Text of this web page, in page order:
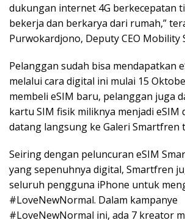
dukungan internet 4G berkecepatan
bekerja dan berkarya dari rumah,”
Purwokardjono, Deputy CEO Mobility
Pelanggan sudah bisa mendapatkan
melalui cara digital ini mulai 15
membeli eSIM baru, pelanggan juga
kartu SIM fisik miliknya menjadi eSIM
datang langsung ke Galeri Smartfren
Seiring dengan peluncuran eSIM
yang sepenuhnya digital, Smartfren
seluruh pengguna iPhone untuk
#LoveNewNormal. Dalam kampanye
#LoveNewNormal ini, ada 7 kreator